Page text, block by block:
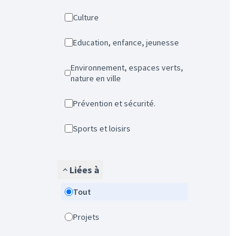
Culture
Education, enfance, jeunesse
Environnement, espaces verts,
nature en ville
Prévention et sécurité.
Sports et loisirs
Liées à
Tout
Projets